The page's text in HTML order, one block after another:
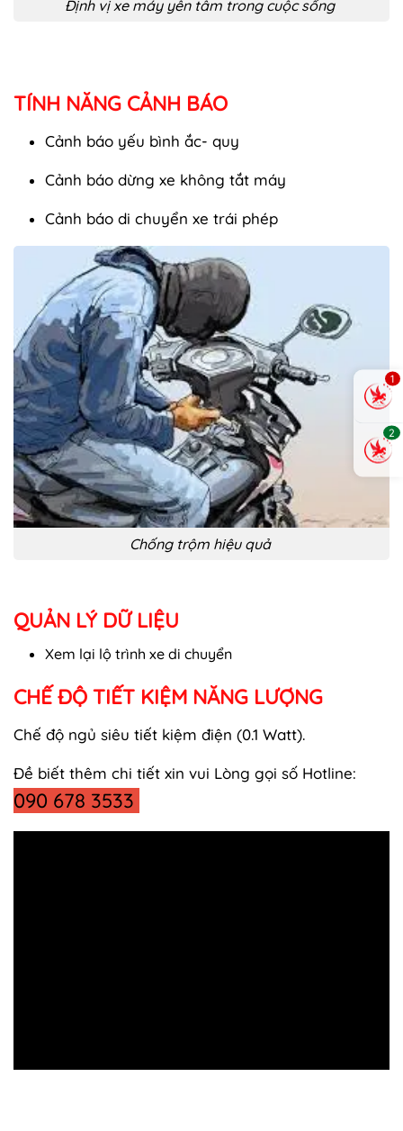
Định vị xe máy yên tâm trong cuộc sống
TÍNH NĂNG CẢNH BÁO
Cảnh báo yếu bình ắc- quy
Cảnh báo dừng xe không tắt máy
Cảnh báo di chuyển xe trái phép
Chống trộm hiệu quả
QUẢN LÝ DỮ LIỆU
Xem lại lộ trình xe di chuyển
CHẾ ĐỘ TIẾT KIỆM NĂNG LƯỢNG
Chế độ ngủ siêu tiết kiệm điện (0.1 Watt).
Đề biết thêm chi tiết xin vui Lòng gọi số Hotline:
090 678 3533
1
2